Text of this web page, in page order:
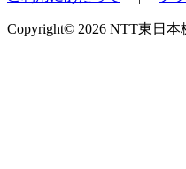
Copyright© 2026 NTT東日